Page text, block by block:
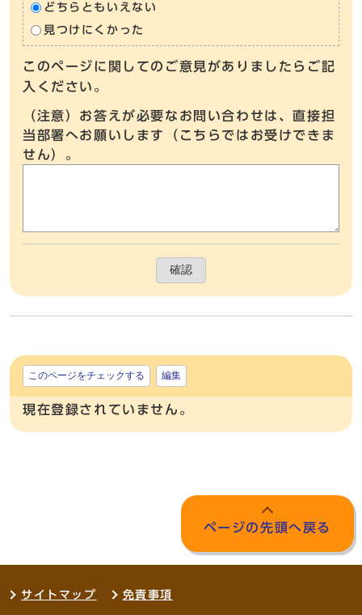
どちらともいえない
見つけにくかった
このページに関してのご意見がありましたらご記
入ください。
（注意）お答えが必要なお問い合わせは、直接担
当部署へお願いします（こちらではお受けできま
せん）。
確認
このページをチェックする 編集
現在登録されていません。
ページの先頭へ戻る
サイトマップ 免責事項